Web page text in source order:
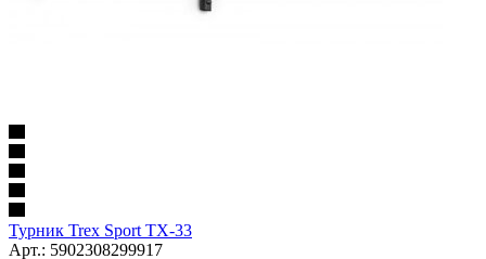
Турник Trex Sport TX-33
Арт.: 5902308299917